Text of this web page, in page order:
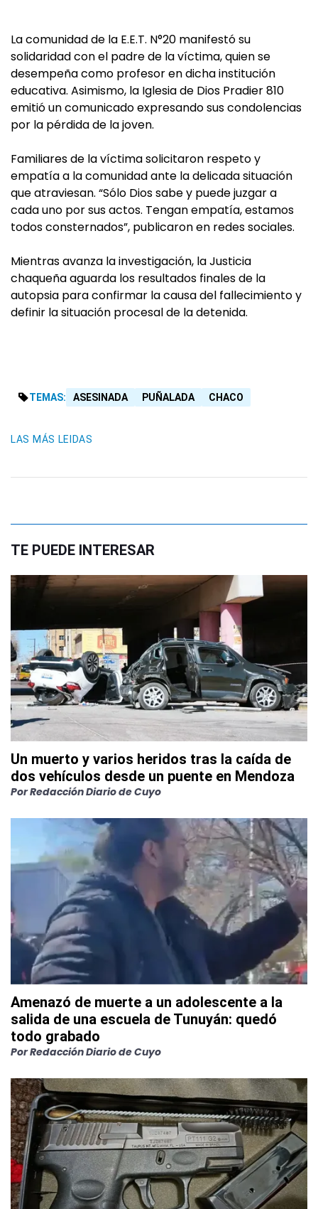
La comunidad de la E.E.T. N°20 manifestó su
solidaridad con el padre de la víctima, quien se
desempeña como profesor en dicha institución
educativa. Asimismo, la Iglesia de Dios Pradier 810
emitió un comunicado expresando sus condolencias
por la pérdida de la joven.
Familiares de la víctima solicitaron respeto y
empatía a la comunidad ante la delicada situación
que atraviesan. “Sólo Dios sabe y puede juzgar a
cada uno por sus actos. Tengan empatía, estamos
todos consternados”, publicaron en redes sociales.
Mientras avanza la investigación, la Justicia
chaqueña aguarda los resultados finales de la
autopsia para confirmar la causa del fallecimiento y
definir la situación procesal de la detenida.
TEMAS: ASESINADA PUÑALADA CHACO
LAS MÁS LEIDAS
TE PUEDE INTERESAR
Un muerto y varios heridos tras la caída de
dos vehículos desde un puente en Mendoza
PorRedacción Diario de Cuyo
Amenazó de muerte a un adolescente a la
salida de una escuela de Tunuyán: quedó
todo grabado
PorRedacción Diario de Cuyo